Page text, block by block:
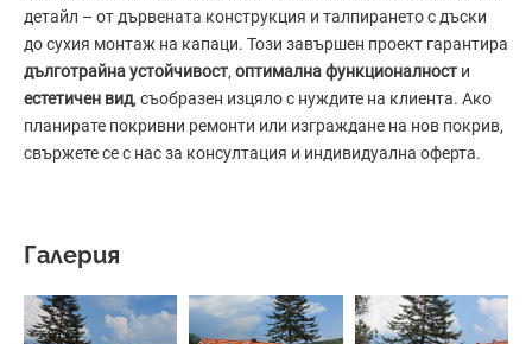
детайл – от дървената конструкция и талпирането с дъски
до сухия монтаж на капаци. Този завършен проект гарантира
дълготрайна устойчивост, оптимална функционалност и
естетичен вид, съобразен изцяло с нуждите на клиента. Ако
планирате покривни ремонти или изграждане на нов покрив,
свържете се с нас за консултация и индивидуална оферта.
Галерия